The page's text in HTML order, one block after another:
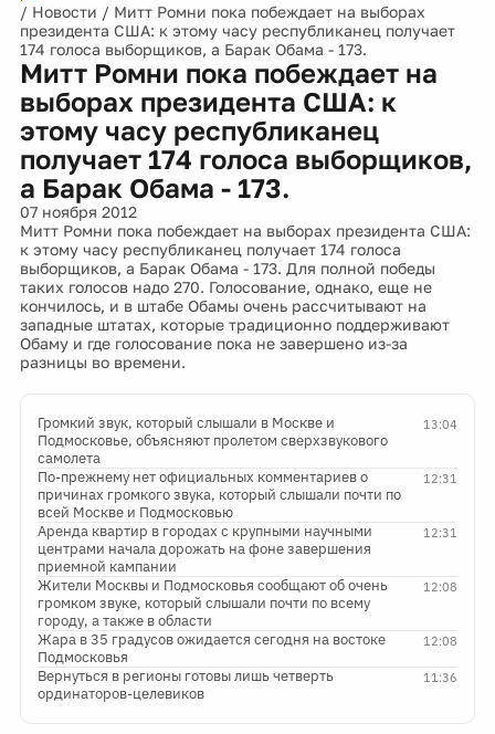
/ Новости / Митт Ромни пока побеждает на выборах
президента США: к этому часу республиканец получает
174 голоса выборщиков, а Барак Обама - 173.
Митт Ромни пока побеждает на
выборах президента США: к
этому часу республиканец
получает 174 голоса выборщиков,
а Барак Обама - 173.
07 ноября 2012
Митт Ромни пока побеждает на выборах президента США:
к этому часу республиканец получает 174 голоса
выборщиков, а Барак Обама - 173. Для полной победы
таких голосов надо 270. Голосование, однако, еще не
кончилось, и в штабе Обамы очень рассчитывают на
западные штатах, которые традиционно поддерживают
Обаму и где голосование пока не завершено из-за
разницы во времени.
13:04
Громкий звук, который слышали в Москве и
Подмосковье, объясняют пролетом сверхзвукового
самолета
12:31
По-прежнему нет официальных комментариев о
причинах громкого звука, который слышали почти по
всей Москве и Подмосковью
12:31
Аренда квартир в городах с крупными научными
центрами начала дорожать на фоне завершения
приемной кампании
12:08
Жители Москвы и Подмосковья сообщают об очень
громком звуке, который слышали почти по всему
городу, а также в области
12:08
Жара в 35 градусов ожидается сегодня на востоке
Подмосковья
11:36
Вернуться в регионы готовы лишь четверть
ординаторов-целевиков